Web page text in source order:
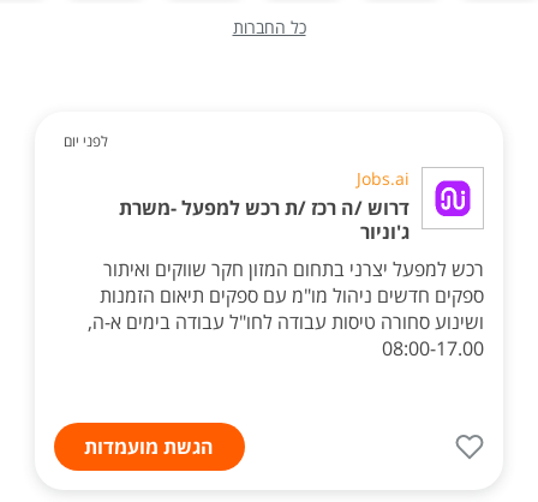
כל החברות
לפני יום
Jobs.ai
דרוש /ה רכז /ת רכש למפעל -משרת
ג'וניור
רכש למפעל יצרני בתחום המזון חקר שווקים ואיתור
ספקים חדשים ניהול מו"מ עם ספקים תיאום הזמנות
ושינוע סחורה טיסות עבודה לחו"ל עבודה בימים א-ה,
08:00-17.00
הגשת מועמדות